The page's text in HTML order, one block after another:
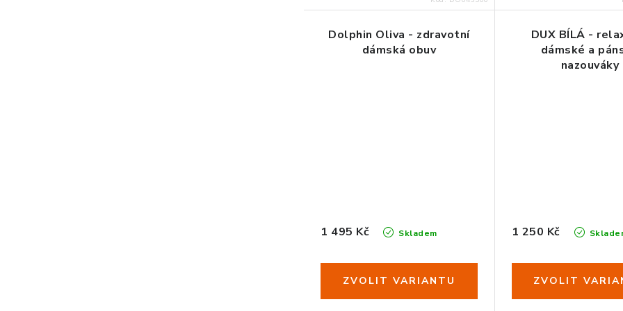
Dolphin Oliva - zdravotní
dámská obuv
Skladem
1 495 Kč
DUX BÍLÁ -
dámské a
nazouváky
1 250 Kč